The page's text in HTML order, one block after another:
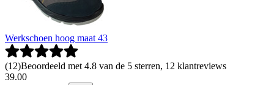
Werkschoen hoog maat 43
(12)Beoordeeld met 4.8 van de 5 sterren, 12 klantreviews
39.00